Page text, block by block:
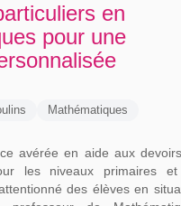
en
pour une
Mathématiques
avérée en aide aux
les niveaux primaires
des élèves en